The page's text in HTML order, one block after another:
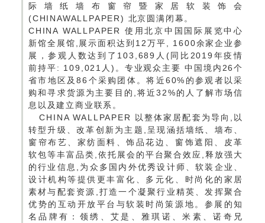
际墙纸墙布窗帘暨家居软装饰会
(CHINAWALLPAPER) 北京圆满闭幕。
CHINA WALLPAPER 使用北京中国国际展览中心
新馆全展馆,展示面积达到12万平, 1600余家企业参
展，参观人数达到了103,689人(同比2019年疫情
前持平: 109,021人)。专业观众主要 中国境内26个
省市地区及86个采购团体。将近60%的参观者以采
购和寻求货源为主要目的,将近32%的人了解市场信
息以及建立商业联系。
CHINA WALLPAPER 以整体家居配套为导向,以
转型升级、改革创新为主题,呈现涵括墙纸、墙布、
窗帘布艺、家纺面料、饰品花边、窗饰遮阳、皮革
软包等丰富品类,依托展会的平台聚合效应,释放强大
的行业信息,为众多国内外优秀设计师、软装企业、
设计机构等提供更丰富化、多元化、时尚化的家居
素材与配套资源,打造一个凝聚行业精英、发挥聚合
优势的互动开放平台与软装时尚策源地。参展的知
名品牌有：领绣、艾是、雅琪诺、米素、诺奇兄